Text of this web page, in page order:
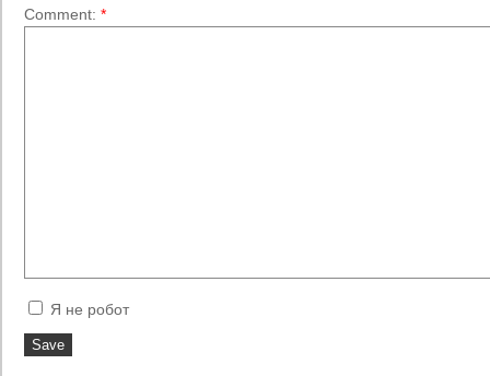
Comment: *
Я не робот